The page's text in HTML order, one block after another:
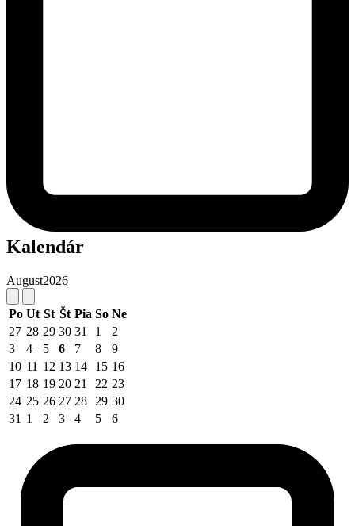
Kalendár
August2026
Po Ut St Št Pia So Ne
27 28 29 30 31 1
2
3
4 5 6 7 8
9
10 11 12 13 14 15 16
17 18 19 20 21 22 23
24 25 26 27 28 29 30
31 1 2 3 4 5 6